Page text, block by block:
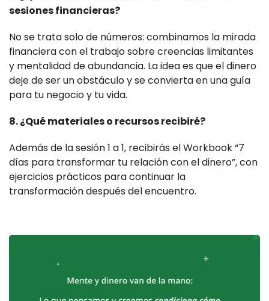
sesiones financieras?
No se trata solo de números: combinamos la mirada
financiera con el trabajo sobre creencias limitantes
y mentalidad de abundancia. La idea es que el dinero
deje de ser un obstáculo y se convierta en una guía
para tu negocio y tu vida.
8. ¿Qué materiales o recursos recibiré?
Además de la sesión 1 a 1, recibirás el Workbook “7
días para transformar tu relación con el dinero”, con
ejercicios prácticos para continuar la
transformación después del encuentro.